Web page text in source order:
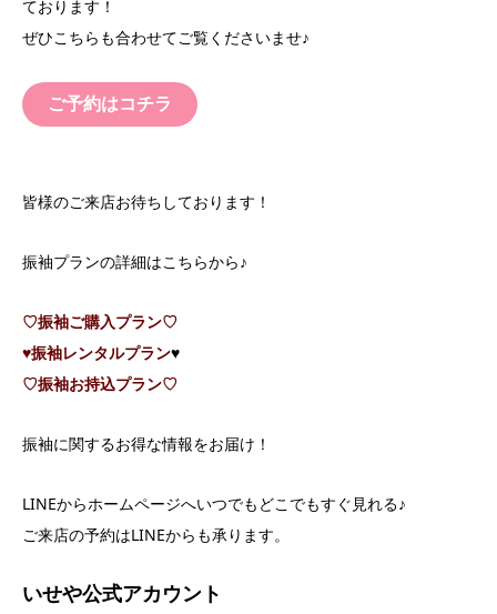
ております！
ぜひこちらも合わせてご覧くださいませ♪
ご予約はコチラ
皆様のご来店お待ちしております！
振袖プランの詳細はこちらから♪
♡振袖ご購入プラン♡
♥振袖レンタルプラン♥
♡振袖お持込プラン♡
振袖に関するお得な情報をお届け！
LINEからホームページへいつでもどこでもすぐ見れる♪
ご来店の予約はLINEからも承ります。
いせや公式アカウント